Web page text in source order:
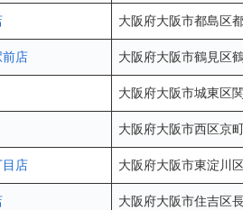
大阪府大阪市都島区
前店 大阪府大阪市鶴見区
大阪府大阪市城東区
大阪府大阪市西区京
目店 大阪府大阪市東淀川
大阪府大阪市住吉区